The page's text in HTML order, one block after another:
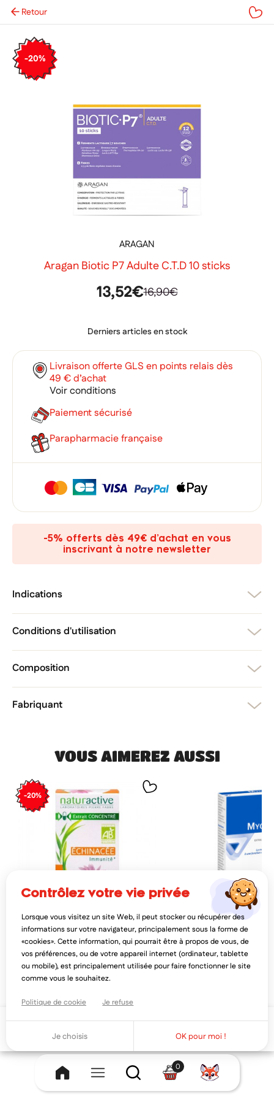
Retour
ARAGAN
Aragan Biotic P7 Adulte C.T.D 10 sticks
13,52€16,90€
Derniers articles en stock
Livraison offerte GLS en points relais dès
49 € d’achat
Voir conditions
Paiement sécurisé
Parapharmacie française
-5% offerts dès 49€ d’achat en vous
inscrivant à notre newsletter
-20%
Indications
Conditions d'utilisation
Composition
Fabriquant
VOUS AIMEREZ AUSSI
-20%
NATURACTIVE
naturactive échinacée immunité 30
gélules
7,70€
6,16€
AJOUTER AU PANIER
PILEJE
pileje myolegy 30
7,50€
×
Créer une nouvelle liste
Créer une liste d'envies
Nom de la liste d'envies
Connexion
Vous devez être connecté pour ajouter des produits à votre
liste d'envies.
0
contrôlez votre vie privée
Lorsque vous visitez un site Web, il peut stocker ou récupérer des
informations sur votre navigateur, principalement sous la forme de
«cookies». Cette information, qui pourrait être à propos de vous, de
vos préférences, ou de votre appareil internet (ordinateur, tablette
ou mobile), est principalement utilisée pour faire fonctionner le site
comme vous le souhaitez.
Politique de cookie Je refuse
Je choisis OK pour moi !